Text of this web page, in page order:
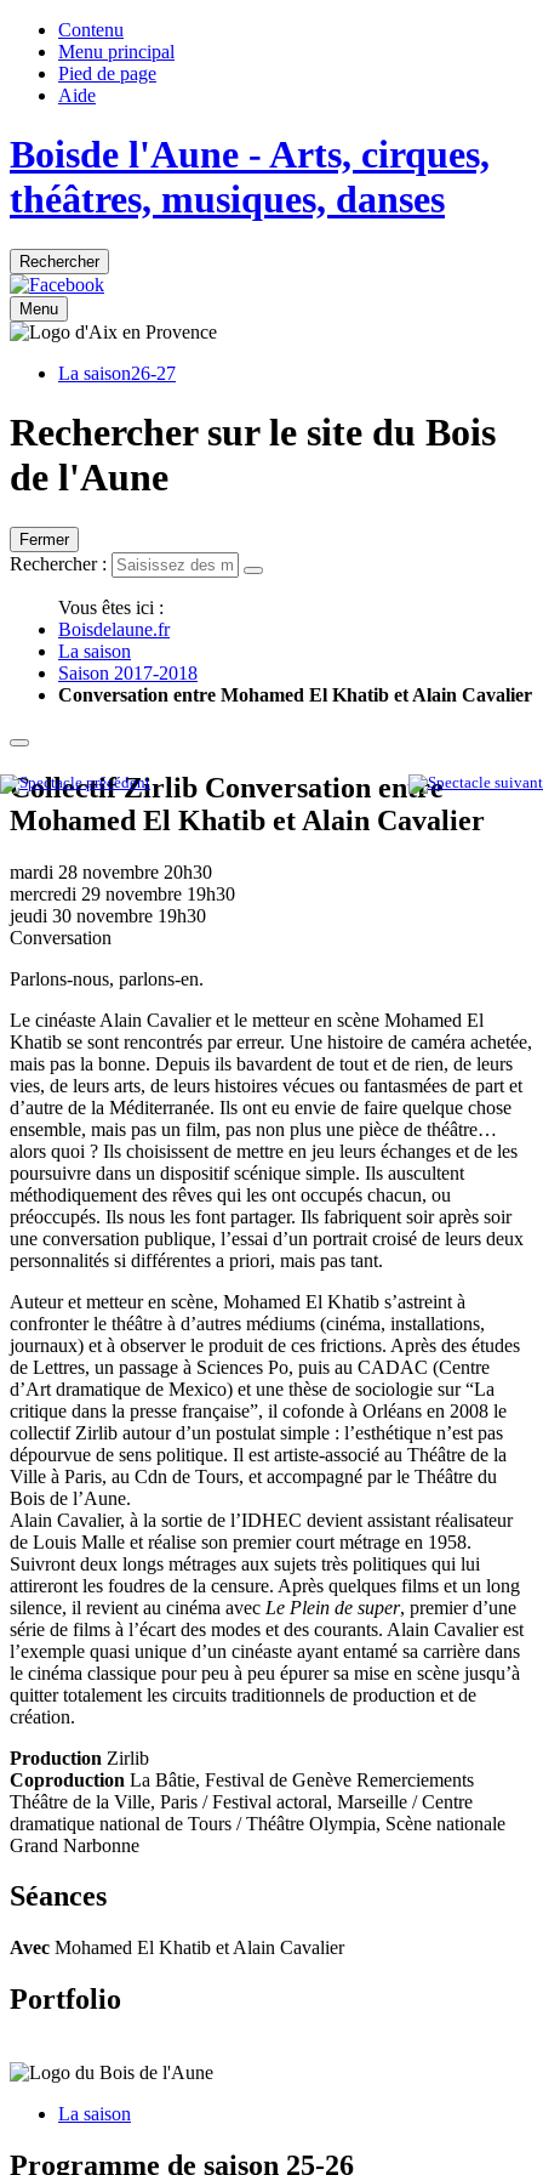
Contenu
Menu principal
Pied de page
Aide
Boisde l'Aune - Arts, cirques,
théâtres, musiques, danses
Rechercher
Menu
La saison26-27
Rechercher sur le site du Bois
de l'Aune
Fermer
Rechercher :
Vous êtes ici :
Boisdelaune.fr
La saison
Saison 2017-2018
Conversation entre Mohamed El Khatib et Alain Cavalier
Collectif Zirlib Conversation entre
Mohamed El Khatib et Alain Cavalier
mardi 28 novembre 20h30
mercredi 29 novembre 19h30
jeudi 30 novembre 19h30
Conversation
Parlons-nous, parlons-en.
Le cinéaste Alain Cavalier et le metteur en scène Mohamed El
Khatib se sont rencontrés par erreur. Une histoire de caméra achetée,
mais pas la bonne. Depuis ils bavardent de tout et de rien, de leurs
vies, de leurs arts, de leurs histoires vécues ou fantasmées de part et
d’autre de la Méditerranée. Ils ont eu envie de faire quelque chose
ensemble, mais pas un film, pas non plus une pièce de théâtre…
alors quoi ? Ils choisissent de mettre en jeu leurs échanges et de les
poursuivre dans un dispositif scénique simple. Ils auscultent
méthodiquement des rêves qui les ont occupés chacun, ou
préoccupés. Ils nous les font partager. Ils fabriquent soir après soir
une conversation publique, l’essai d’un portrait croisé de leurs deux
personnalités si différentes a priori, mais pas tant.
Auteur et metteur en scène, Mohamed El Khatib s’astreint à
confronter le théâtre à d’autres médiums (cinéma, installations,
journaux) et à observer le produit de ces frictions. Après des études
de Lettres, un passage à Sciences Po, puis au CADAC (Centre
d’Art dramatique de Mexico) et une thèse de sociologie sur “La
critique dans la presse française”, il cofonde à Orléans en 2008 le
collectif Zirlib autour d’un postulat simple : l’esthétique n’est pas
dépourvue de sens politique. Il est artiste-associé au Théâtre de la
Ville à Paris, au Cdn de Tours, et accompagné par le Théâtre du
Bois de l’Aune.
Alain Cavalier, à la sortie de l’IDHEC devient assistant réalisateur
de Louis Malle et réalise son premier court métrage en 1958.
Suivront deux longs métrages aux sujets très politiques qui lui
attireront les foudres de la censure. Après quelques films et un long
silence, il revient au cinéma avec Le Plein de super, premier d’une
série de films à l’écart des modes et des courants. Alain Cavalier est
l’exemple quasi unique d’un cinéaste ayant entamé sa carrière dans
le cinéma classique pour peu à peu épurer sa mise en scène jusqu’à
quitter totalement les circuits traditionnels de production et de
création.
Production Zirlib
Coproduction La Bâtie, Festival de Genève Remerciements
Théâtre de la Ville, Paris / Festival actoral, Marseille / Centre
dramatique national de Tours / Théâtre Olympia, Scène nationale
Grand Narbonne
Séances
Avec Mohamed El Khatib et Alain Cavalier
Portfolio
La saison
Programme de saison 25-26